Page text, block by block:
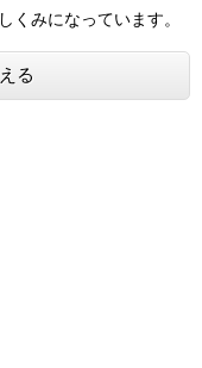
くみになっています。
る